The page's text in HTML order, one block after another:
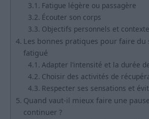
Fatigue légère ou passagère
Écouter son corps
Objectifs personnels et contexte
Les bonnes pratiques pour faire du
fatigué
Adapter l’intensité et la durée
Choisir des activités de
Respecter ses sensations et
Quand vaut-il mieux faire une
continuer ?